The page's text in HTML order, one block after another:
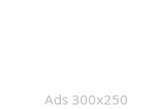
Ads 300x250